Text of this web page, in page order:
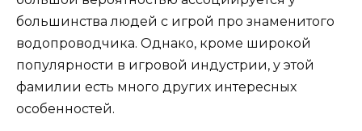
большинства людей с игрой про знаменитого
водопроводчика. Однако, кроме широкой
популярности в игровой индустрии, у этой
фамилии есть много других интересных
особенностей.